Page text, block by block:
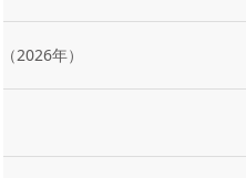
2026年）